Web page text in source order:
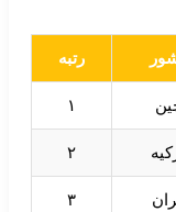
رتبه
۱
۲
۳